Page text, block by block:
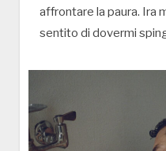
affrontare la paura. Ira
sentito di dovermi